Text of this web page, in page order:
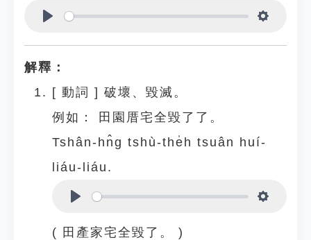
解釋：
[ 動詞 ] 破壞、毀滅。
例如：
田園厝宅全毀了了。
Tshân-hn̂g tshù-the̍h tsuân huí-
liáu-liáu.
( 田產家宅全毀了。 )